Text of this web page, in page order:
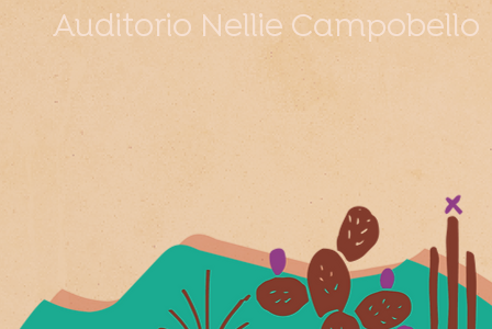
Auditorio Nellie Campobello